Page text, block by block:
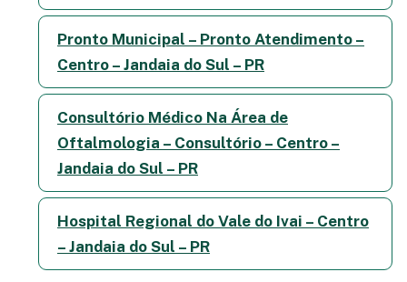
Pronto Municipal – Pronto Atendimento –
Centro – Jandaia do Sul – PR
Consultório Médico Na Área de
Oftalmologia – Consultório – Centro –
Jandaia do Sul – PR
Hospital Regional do Vale do Ivai – Centro
– Jandaia do Sul – PR